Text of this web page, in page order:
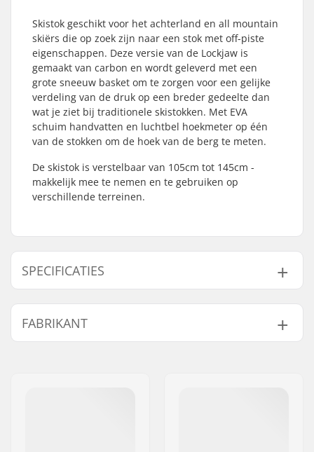
Skistok geschikt voor het achterland en all mountain
skiërs die op zoek zijn naar een stok met off-piste
eigenschappen. Deze versie van de Lockjaw is
gemaakt van carbon en wordt geleverd met een
grote sneeuw basket om te zorgen voor een gelijke
verdeling van de druk op een breder gedeelte dan
wat je ziet bij traditionele skistokken. Met EVA
schuim handvatten en luchtbel hoekmeter op één
van de stokken om de hoek van de berg te meten.
De skistok is verstelbaar van 105cm tot 145cm -
makkelijk mee te nemen en te gebruiken op
verschillende terreinen.
SPECIFICATIES
Beste gebruik:
Touring
Handvatten:
Tip Materiaal:
Carbide
FABRIKANT